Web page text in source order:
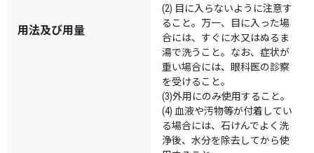
用法及び用量
(2) 目に入らないように注意す
ること。万一、目に入った場
合には、すぐに水又はぬるま
湯で洗うこと。なお、症状が
重い場合には、眼科医の診察
を受けること。
(3)外用にのみ使用すること。
(4) 血液や汚物等が付着してい
る場合には、石けんでよく洗
浄後、水分を除去してから使